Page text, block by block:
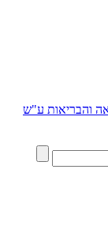
והבריאות ע"ש